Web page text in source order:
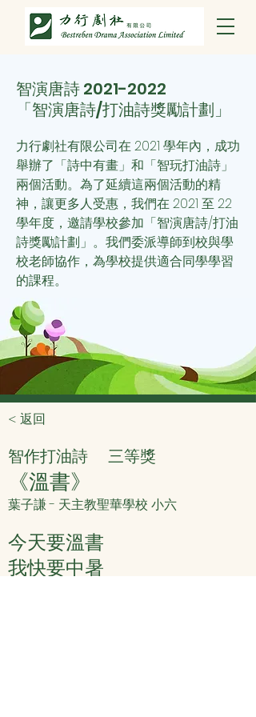
智演唐詩2021-2022
「智演唐詩/打油詩獎勵計劃」
力行劇社有限公司在 2021 學年內，成功
舉辦了「詩中有畫」和「智玩打油詩」
兩個活動。為了延續這兩個活動的精
神，讓更多人受惠，我們在 2021 至 22
學年度，邀請學校參加「智演唐詩/打油
詩獎勵計劃」。我們委派導師到校與學
校老師協作，為學校提供適合同學學習
的課程。
< 返回
智作打油詩 三等獎
《溫書》
葉子謙 - 天主教聖華學校 小六
今天要溫書
我快要中暑